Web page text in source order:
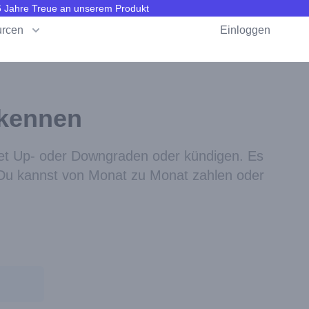
Treue an unserem Produkt
Einloggen
Up- oder Downgraden oder kündigen. Es
kannst von Monat zu Monat zahlen oder